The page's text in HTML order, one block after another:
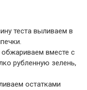
теста выливаем в
вместе с
рубленную зелень,
остатками